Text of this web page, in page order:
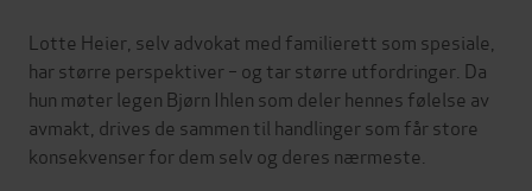
Lotte Heier, selv advokat med familierett som spesiale,
har større perspektiver – og tar større utfordringer. Da
hun møter legen Bjørn Ihlen som deler hennes følelse av
avmakt, drives de sammen til handlinger som får store
konsekvenser for dem selv og deres nærmeste.